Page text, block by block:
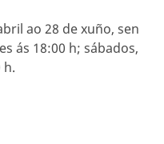
ao 28 de xuño, sen
ás 18:00 h; sábados,
h.